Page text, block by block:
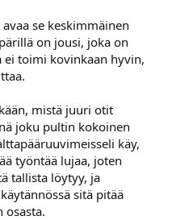
se keskimmäinen
on jousi, joka on
ei toimi kovinkaan hyvin,
mistä juuri otit
joku pultin kokoinen
käy,
työntää lujaa, joten
tallista löytyy, ja
sitä pitää
osasta.